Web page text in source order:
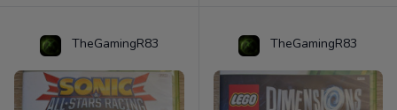
TheGamingR83 TheGamingR83